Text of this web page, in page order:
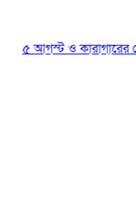
৫ আগস্ট ও কারাগারের